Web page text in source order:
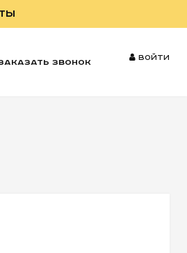
звонок Войти